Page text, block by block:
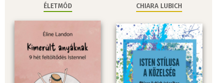
ÉLETMÓD CHIARA LUBICH